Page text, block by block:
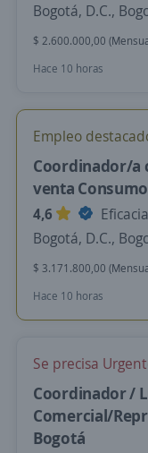
Bogotá, D.C.,
$ 2.600.000,00
Hace 10 horas
Empleo
Coordinador/a
venta
4,6
Eficacia
Bogotá, D.C.,
$ 3.171.800,00
Hace 10 horas
Se precisa
Coordinador /
Comercial/
Bogotá